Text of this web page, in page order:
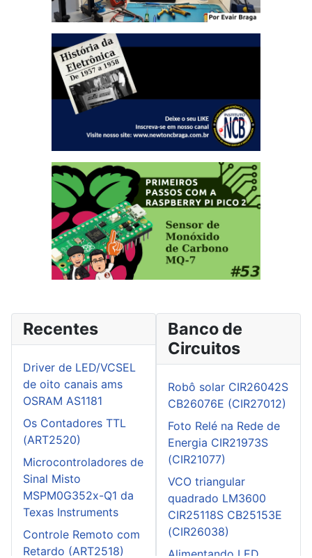
Recentes
Driver de LED/VCSEL
de oito canais ams
OSRAM AS1181
Os Contadores TTL
(ART2520)
Microcontroladores de
Sinal Misto
MSPM0G352x-Q1 da
Texas Instruments
Controle Remoto com
Retardo (ART2518)
Banco de
Circuitos
Robô solar CIR26042S
CB26076E (CIR27012)
Foto Relé na Rede de
Energia CIR21973S
(CIR21077)
VCO triangular
quadrado LM3600
CIR25118S CB25153E
(CIR26038)
Alimentando LED